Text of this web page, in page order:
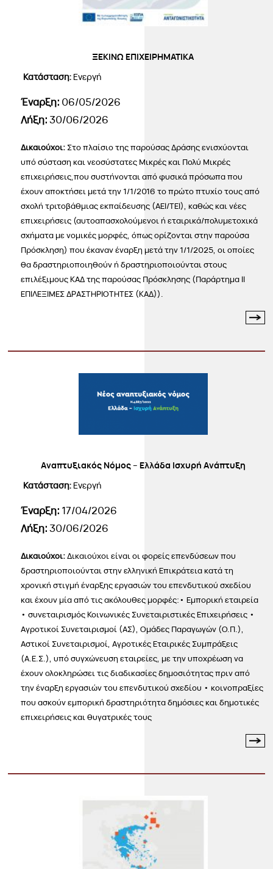
ΞΕΚΙΝΩ ΕΠΙΧΕΙΡΗΜΑΤΙΚΑ
Κατάσταση: Ενεργή
Έναρξη: 06/05/2026
Λήξη:30/06/2026
Δικαιούχοι:Στο πλαίσιο της παρούσας Δράσης ενισχύονται
υπό σύσταση και νεοσύστατες Μικρές και Πολύ Μικρές
επιχειρήσεις,που συστήνονται από φυσικά πρόσωπα που
έχουν αποκτήσει μετά την 1/1/2016 το πρώτο πτυχίο τους από
σχολή τριτοβάθμιας εκπαίδευσης (ΑΕΙ/ΤΕΙ), καθώς και νέες
επιχειρήσεις (αυτοαπασχολούμενοι ή εταιρικά/πολυμετοχικά
σχήματα με νομικές μορφές, όπως ορίζονται στην παρούσα
Πρόσκληση) που έκαναν έναρξη μετά την 1/1/2025, οι οποίες
θα δραστηριοποιηθούν ή δραστηριοποιούνται στους
επιλέξιμους ΚΑΔ της παρούσας Πρόσκλησης (Παράρτημα ΙΙ
ΕΠΙΛΕΞΙΜΕΣ ΔΡΑΣΤΗΡΙΟΤΗΤΕΣ (ΚΑΔ)).
Αναπτυξιακός Νόμος – Ελλάδα Ισχυρή Ανάπτυξη
Κατάσταση: Ενεργή
Έναρξη: 17/04/2026
Λήξη:30/06/2026
Δικαιούχοι:Δικαιούχοι είναι οι φορείς επενδύσεων που
δραστηριοποιούνται στην ελληνική Επικράτεια κατά τη
χρονική στιγμή έναρξης εργασιών του επενδυτικού σχεδίου
και έχουν μία από τις ακόλουθες μορφές:• Εμπορική εταιρεία
• συνεταιρισμός Κοινωνικές Συνεταιριστικές Επιχειρήσεις •
Αγροτικοί Συνεταιρισμοί (ΑΣ), Ομάδες Παραγωγών (Ο.Π.),
Αστικοί Συνεταιρισμοί, Αγροτικές Εταιρικές Συμπράξεις
(Α.Ε.Σ.), υπό συγχώνευση εταιρείες, με την υποχρέωση να
έχουν ολοκληρώσει τις διαδικασίες δημοσιότητας πριν από
την έναρξη εργασιών του επενδυτικού σχεδίου • κοινοπραξίες
που ασκούν εμπορική δραστηριότητα δημόσιες και δημοτικές
επιχειρήσεις και θυγατρικές τους